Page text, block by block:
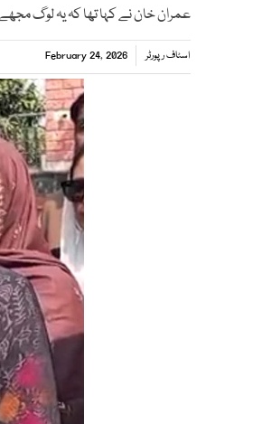
عمران خان نے کہا تھا کہ یہ لوگ
اسٹاف رپورٹر February 24, 2026